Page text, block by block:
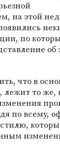
на этой
по
об
что в
лежит то
по всему,